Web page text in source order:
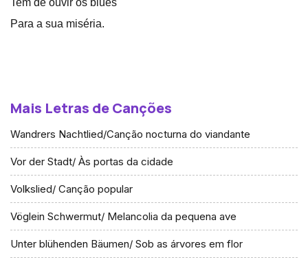
Tem de ouvir os blues
Para a sua miséria.
Mais Letras de Canções
Wandrers Nachtlied/Canção nocturna do viandante
Vor der Stadt/ Às portas da cidade
Volkslied/ Canção popular
Vöglein Schwermut/ Melancolia da pequena ave
Unter blühenden Bäumen/ Sob as árvores em flor